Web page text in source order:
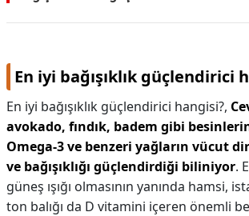
En iyi bağışıklık güçlendirici
En iyi bağışıklık güçlendirici hangisi?,
avokado, fındık, badem gibi
Omega-3 ve benzeri yağların vücut
ve bağışıklığı güçlendirdiği biliniyor.
güneş ışığı olmasının yanında hamsi,
ton balığı da D vitamini içeren önemli